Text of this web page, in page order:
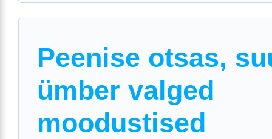
Peenise otsas,
ümber valged
moodustised